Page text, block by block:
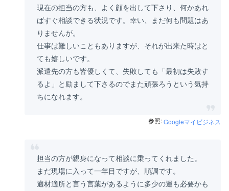
現在の担当の方も、よく顔を出して下さり、何かあれ
ばすぐ相談できる状況です。幸い、まだ何も問題はあ
りませんが。
仕事は難しいこともありますが、それが出来た時はと
ても嬉しいです。
派遣先の方も皆優しくて、失敗しても「最初は失敗す
るよ」と励まして下さるのでまた頑張ろうという気持
ちになれます。
参照:Googleマイビジネス
担当の方が親身になって相談に乗ってくれました。
まだ現場に入って一年目ですが、順調です。
適材適所と言う言葉があるように多少の運も必要かも